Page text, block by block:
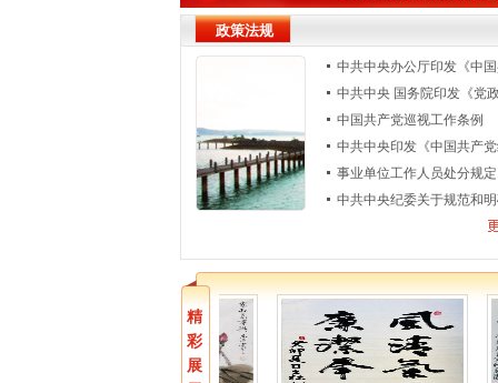
政策法规
中共中央办公厅印发《中
中共中央 国务院印发《党
中国共产党巡视工作条例
中共中央印发《中国共产
事业单位工作人员处分规定
中共中央纪委关于规范和
精
彩
展